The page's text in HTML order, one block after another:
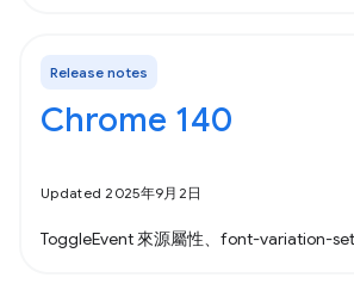
Release notes
Chrome 140
Updated 2025年9月2日
ToggleEvent 來源屬性、font-variation-